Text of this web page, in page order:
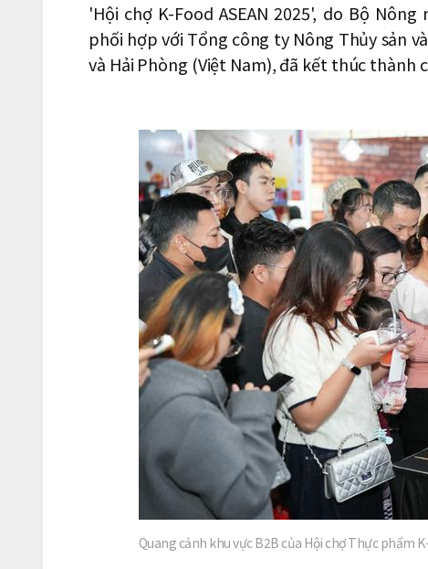
'Hội chợ K-Food ASEAN 2025', do Bộ
phối hợp với Tổng công ty Nông Thủy sản
và Hải Phòng (Việt Nam), đã kết thúc thành
Quang cảnh khu vực B2B của Hội chợ Thực phẩm